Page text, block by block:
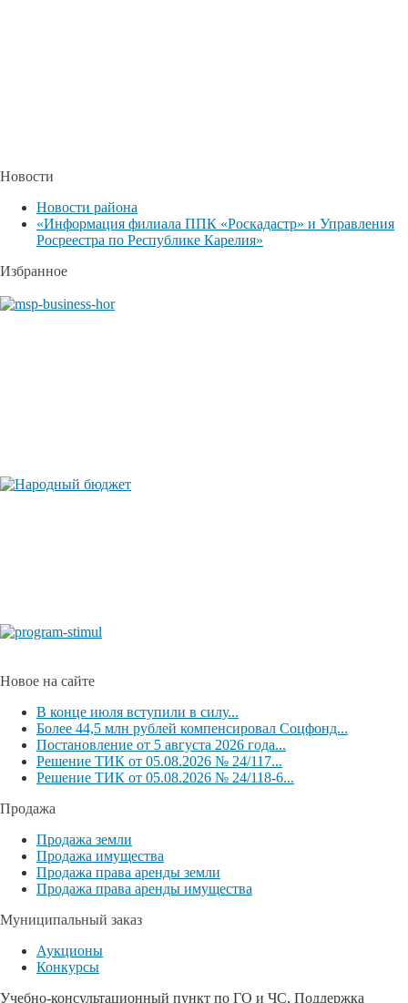
Новости
Новости района
«Информация филиала ППК «Роскадастр» и Управления
Росреестра по Республике Карелия»
Избранное
Новое на сайте
В конце июля вступили в силу...
Более 44,5 млн рублей компенсировал Соцфонд...
Постановление от 5 августа 2026 года...
Решение ТИК от 05.08.2026 № 24/117...
Решение ТИК от 05.08.2026 № 24/118-6...
Продажа
Продажа земли
Продажа имущества
Продажа права аренды земли
Продажа права аренды имущества
Муниципальный заказ
Аукционы
Конкурсы
Учебно-консультационный пункт по ГО и ЧС, Поддержка